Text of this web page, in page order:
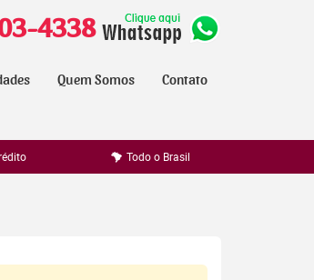
4338
Quem Somos Contato
Todo o Brasil